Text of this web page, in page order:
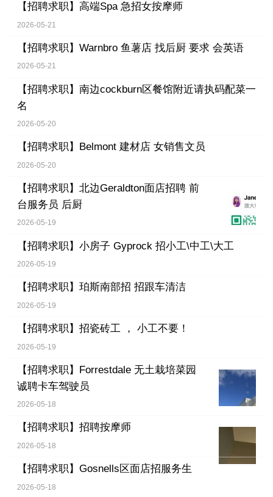
【招聘求职】 高端Spa 急招女按摩师
2026-05-21
【招聘求职】 Warnbro 鱼薯店 找后厨 要求 会英语
2026-05-21
【招聘求职】 南边cockburn区餐馆附近请执码配菜一
名
2026-05-20
【招聘求职】 Belmont 建材店 女销售文员
2026-05-20
【招聘求职】 北边Geraldton面店招聘 前
台服务员 后厨
2026-05-19
【招聘求职】 小房子 Gyprock 招小工\中工\大工
2026-05-19
【招聘求职】 珀斯南部招 招跟车清洁
2026-05-19
【招聘求职】 招瓷砖工 ， 小工不要！
2026-05-19
【招聘求职】 Forrestdale 无土栽培菜园
诚聘卡车驾驶员
2026-05-18
【招聘求职】 招聘按摩师
2026-05-18
【招聘求职】 Gosnells区面店招服务生
2026-05-18